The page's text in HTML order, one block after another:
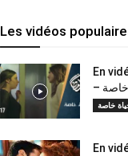
Les vidéos
En
خاصة